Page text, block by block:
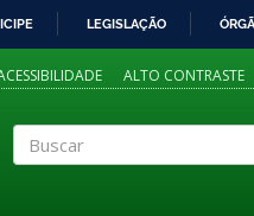
LEGISLAÇÃO
ALTO CONTRASTE